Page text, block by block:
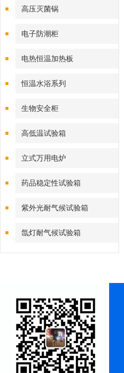
高压灭菌锅
电子防潮柜
电热恒温加热板
恒温水浴系列
生物安全柜
高低温试验箱
立式万用电炉
药品稳定性试验箱
紫外光耐气候试验箱
氙灯耐气候试验箱